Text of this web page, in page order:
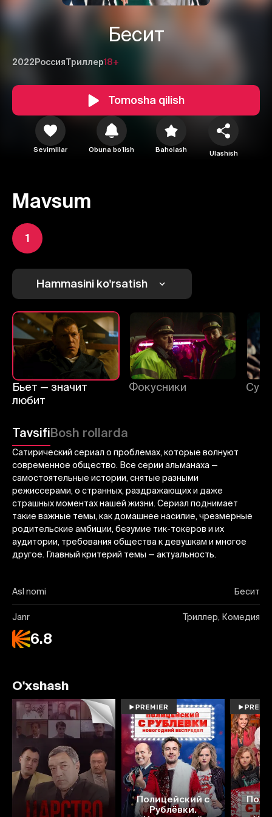
Бесит
2022 РоссияТриллер18+
Tomosha qilish
Sevimlilar Obuna boʻlish Baholash Ulashish
Mavsum
1
Hammasini ko'rsatish
Бьет — значит
любит
Фокусники
TavsifiBosh rollarda
Сатирический сериал о проблемах, которые волнуют
современное общество. Все серии альманаха —
самостоятельные истории, снятые разными
режиссерами, о странных, раздражающих и даже
страшных моментах нашей жизни. Сериал поднимает
такие важные темы, как домашнее насилие, чрезмерные
родительские амбиции, безумие тик-токеров и их
аудитории, требования общества к девушкам и многое
другое. Главный критерий темы — актуальность.
Asl nomi Бесит
Janr Триллер, Комедия
6.8
1 2
Yuborish
O'xshash
Полицейский с
Рублёвки.
Bekor qilish Tizimga kirish